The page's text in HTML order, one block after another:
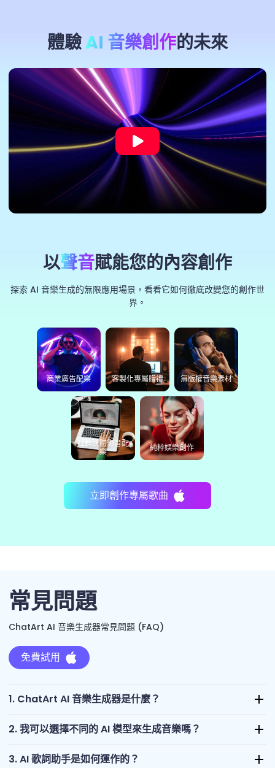
體驗AI 音樂創作的未來
以聲音賦能您的內容創作
探索 AI 音樂生成的無限應用場景，看看它如何徹底改變您的創作世
界。
商業廣告配樂 客製化專屬贈禮 無版權音樂素材
社群媒體影音配
樂
純粹娛樂創作
立即創作專屬歌曲
常見問題
ChatArt AI 音樂生成器常見問題 (FAQ)
免費試用
1. ChatArt AI 音樂生成器是什麼？
2. 我可以選擇不同的 AI 模型來生成音樂嗎？
3. AI 歌詞助手是如何運作的？